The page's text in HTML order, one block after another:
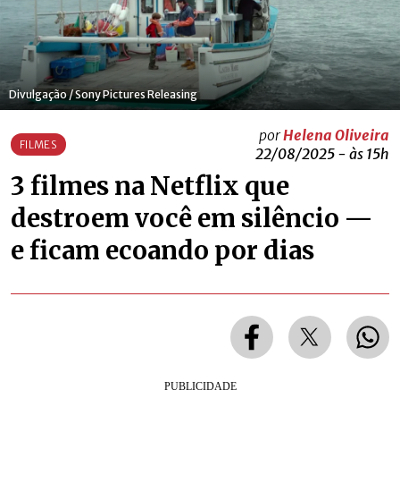
Divulgação / Sony Pictures Releasing
FILMES
porHelena Oliveira
22/08/2025 - às 15h
3 filmes na Netflix que
destroem você em silêncio —
e ficam ecoando por dias